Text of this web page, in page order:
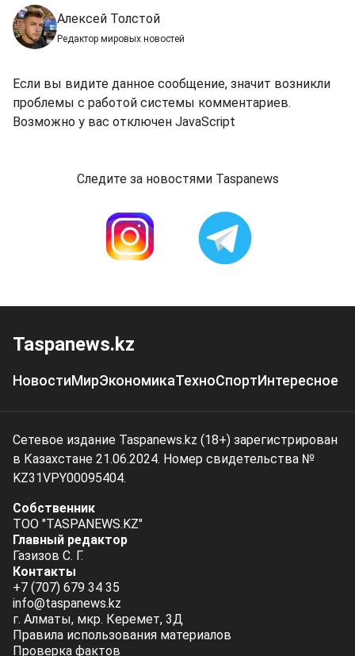
Алексей Толстой
Редактор мировых новостей
Если вы видите данное сообщение, значит возникли
проблемы с работой системы комментариев.
Возможно у вас отключен JavaScript
Следите за новостями Taspanews
Taspanews.kz
НовостиМирЭкономикаТехноСпортИнтересное
Сетевое издание Taspanews.kz (18+) зарегистрирован
в Казахстане 21.06.2024. Номер свидетельства №
KZ31VPY00095404.
Собственник
ТОО "TASPANEWS.KZ"
Главный редактор
Газизов С. Г.
Контакты
+7 (707) 679 34 35
info@taspanews.kz
г. Алматы, мкр. Керемет, 3Д
Правила использования материалов
Проверка фактов